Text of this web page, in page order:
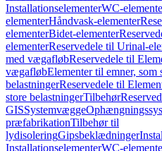
InstallationselementerWC-
elementerHåndvask-elementer
elementerBidet-elementer
elementerReservedele til Urinal-
med vægafløbReservedele til
vægafløbElementer til emner, som
belastningerReservedele til
store belastningerTilbehør
GISSystemvægge
præfabrikationTilbehør til
lydisoleringGipsbeklædninger
InstallationselementerWC-